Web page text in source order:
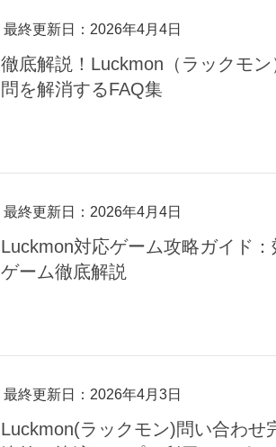
最終更新日：2026年4月4日
徹底解説！Luckmon（ラックモ
問を解消するFAQ集
最終更新日：2026年4月4日
Luckmon対応ゲーム攻略ガイド
ゲーム徹底解説
最終更新日：2026年4月3日
Luckmon(ラックモン)問い合わせ